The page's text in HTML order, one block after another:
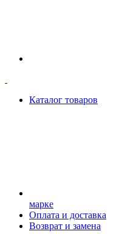
Каталог товаров
марке
Оплата и доставка
Возврат и замена